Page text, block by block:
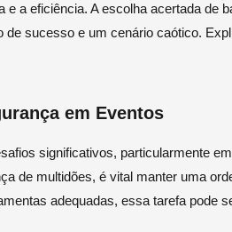
a eficiência. A escolha acertada de
sucesso e um cenário caótico.
em Eventos
significativos, particularmente
de multidões, é vital manter uma
adequadas, essa tarefa pode